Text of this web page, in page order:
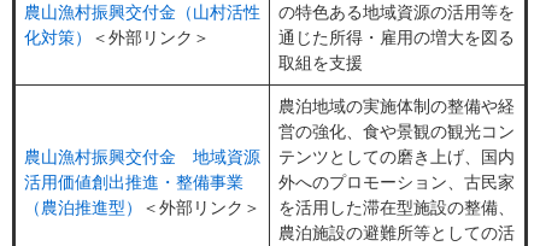
農山漁村振興交付金（山村活性
化対策）
＜外部リンク＞
の特⾊ある地域資源の活⽤等を
通じた所得・雇⽤の増⼤を図る
取組を⽀援
農山漁村振興交付金 地域資源
活用価値創出推進・整備事業
（農泊推進型）
＜外部リンク＞
農泊地域の実施体制の整備や経
営の強化、食や景観の観光コン
テンツとしての磨き上げ、国内
外へのプロモーション、古民家
を活用した滞在型施設の整備、
農泊施設の避難所等としての活